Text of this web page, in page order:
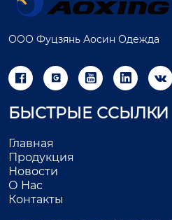
ООО Фуцзянь Аосин Одежда
    
БЫСТРЫЕ ССЫЛКИ
Главная
Продукция
Новости
О Нас
Контакты